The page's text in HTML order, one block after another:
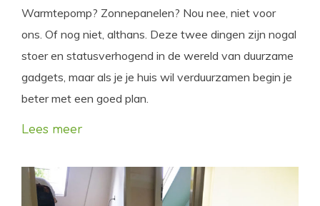
Warmtepomp? Zonnepanelen? Nou nee, niet voor
ons. Of nog niet, althans. Deze twee dingen zijn nogal
stoer en statusverhogend in de wereld van duurzame
gadgets, maar als je je huis wil verduurzamen begin je
beter met een goed plan.
Lees meer